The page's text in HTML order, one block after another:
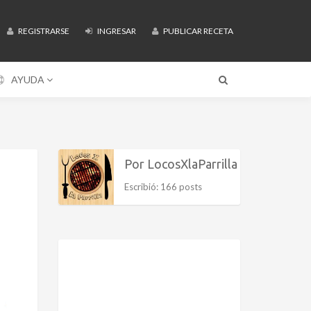
REGISTRARSE INGRESAR PUBLICAR RECETA
AYUDA
Por LocosXlaParrilla
Escribió: 166 posts